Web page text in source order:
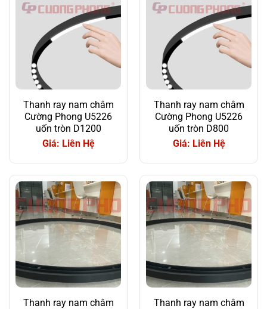
Thanh ray nam châm
Cường Phong U5226
uốn tròn D1200
Giá: Liên Hệ
Thanh ray nam châm
Cường Phong U5226
uốn tròn D800
Giá: Liên Hệ
Thanh ray nam châm
Thanh ray nam châm